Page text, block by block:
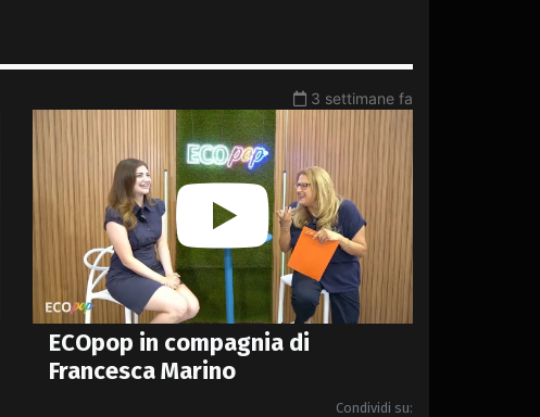
3 settimane fa
ECOpop in compagnia di
Francesca Marino
Condividi su: